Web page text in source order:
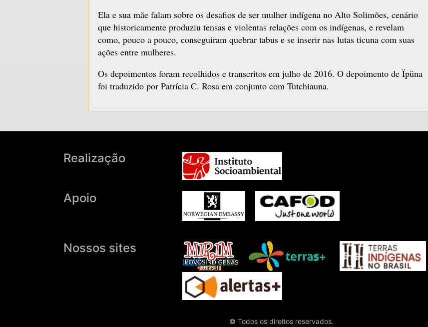
Ela e sua mãe falam sobre os desafios de ser mulher indígena no Alto Solimões, cenário
que historicamente produziu tensas e violentas relações com os indígenas, e revelam
como, pouco a pouco, conseguiram quebrar tabus e se inserir nas lutas ticuna com suas
ações entre mulheres.
Os depoimentos foram recolhidos e transcritos em julho de 2016. O depoimento de Ïpüna
foi traduzido por Patrícia C. Rosa em conjunto com Tutchiauna.